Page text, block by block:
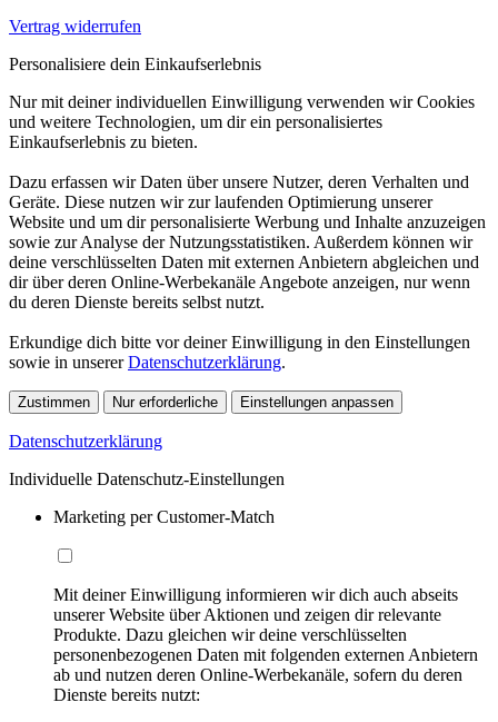
Vertrag widerrufen
Personalisiere dein Einkaufserlebnis
Nur mit deiner individuellen Einwilligung verwenden wir Cookies
und weitere Technologien, um dir ein personalisiertes
Einkaufserlebnis zu bieten.
Dazu erfassen wir Daten über unsere Nutzer, deren Verhalten und
Geräte. Diese nutzen wir zur laufenden Optimierung unserer
Website und um dir personalisierte Werbung und Inhalte anzuzeigen
sowie zur Analyse der Nutzungsstatistiken. Außerdem können wir
deine verschlüsselten Daten mit externen Anbietern abgleichen und
dir über deren Online-Werbekanäle Angebote anzeigen, nur wenn
du deren Dienste bereits selbst nutzt.
Erkundige dich bitte vor deiner Einwilligung in den Einstellungen
sowie in unsererDatenschutzerklärung.
Zustimmen Nur erforderliche Einstellungen anpassen
Datenschutzerklärung
Individuelle Datenschutz-Einstellungen
Marketing per Customer-Match
Mit deiner Einwilligung informieren wir dich auch abseits
unserer Website über Aktionen und zeigen dir relevante
Produkte. Dazu gleichen wir deine verschlüsselten
personenbezogenen Daten mit folgenden externen Anbietern
ab und nutzen deren Online-Werbekanäle, sofern du deren
Dienste bereits nutzt: